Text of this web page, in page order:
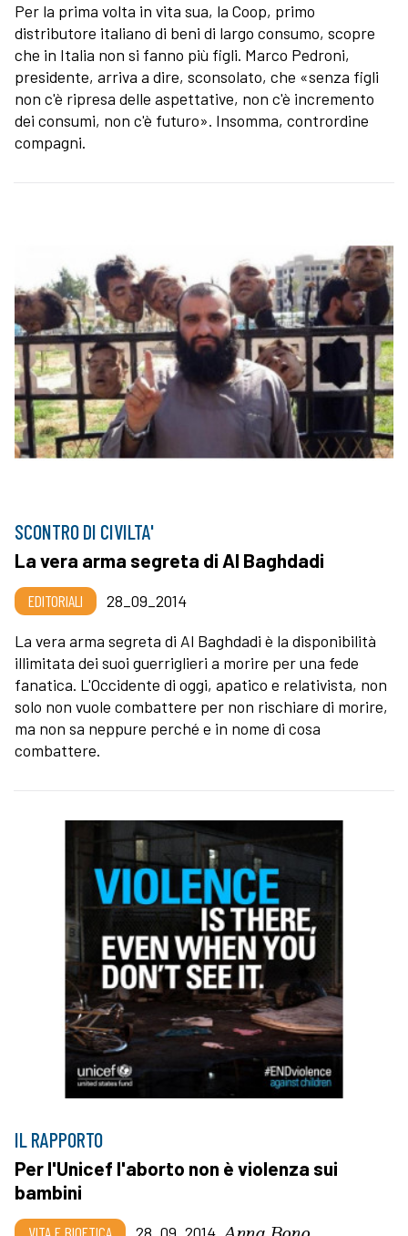
Per la prima volta in vita sua, la Coop, primo
distributore italiano di beni di largo consumo, scopre
che in Italia non si fanno più figli. Marco Pedroni,
presidente, arriva a dire, sconsolato, che «senza figli
non c'è ripresa delle aspettative, non c'è incremento
dei consumi, non c'è futuro». Insomma, contrordine
compagni.
SCONTRO DI CIVILTA'
La vera arma segreta di Al Baghdadi
EDITORIALI
28_09_2014
La vera arma segreta di Al Baghdadi è la disponibilità
illimitata dei suoi guerriglieri a morire per una fede
fanatica. L'Occidente di oggi, apatico e relativista, non
solo non vuole combattere per non rischiare di morire,
ma non sa neppure perché e in nome di cosa
combattere.
IL RAPPORTO
Per l'Unicef l'aborto non è violenza sui
bambini
VITA E BIOETICA 28_09_2014